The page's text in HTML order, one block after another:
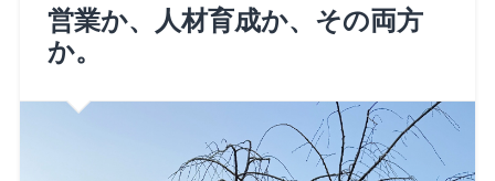
営業か、人材育成か、その両方
か。